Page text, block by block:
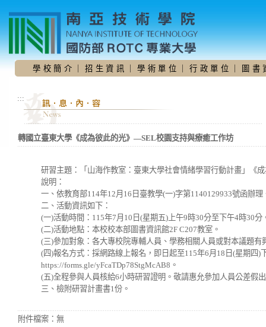
要
內
學 校 簡 介 招 生 資 訊 學 術 單 位 ｜行 政 單 位 圖 書
:::
轉國立臺東大學《成為彼此的光》—SEL校園支持與療癒工作坊
研習主題：「山海作教室：臺東大學社會情緒學習行動計畫」《
說明：
一、依教育部114年12月16日臺教學(一)字第1140129933號函辦理
二、活動資訊如下：
(一)活動時間：115年7月10日(星期五)上午9時30分至下午4時30分
(二)活動地點：本校校本部圖書資訊館2F C207教室。
(三)參加對象：各大專校院專輔人員、學務相關人員或對本議題有
(四)報名方式：採網路線上報名，即日起至115年6月18日(星期四)
https://forms.gle/yFcaTDp78StgMcAB8。
(五)全程參與人員核給6小時研習證明。敬請惠允參加人員公差假
三、檢附研習計畫書1份。
附件檔案： 無